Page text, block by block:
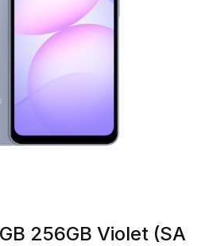
256GB Violet (SA